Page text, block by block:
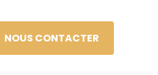
NOUS CONTACTER